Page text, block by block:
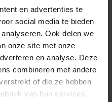
en advertenties te
social media te bieden
Ook delen we
onze site met onze
en analyse. Deze
combineren met andere
of die ze hebben
van hun services.
jaren meer en meer
bedrijfsvoering, maar
tijdens de “week van
raakten om ook extern
en mensen te
passen, omdat je zo de
En natuurlijk op
challenges.